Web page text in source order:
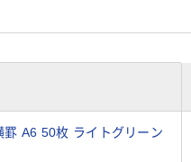
A6 50枚 ライトグリーン